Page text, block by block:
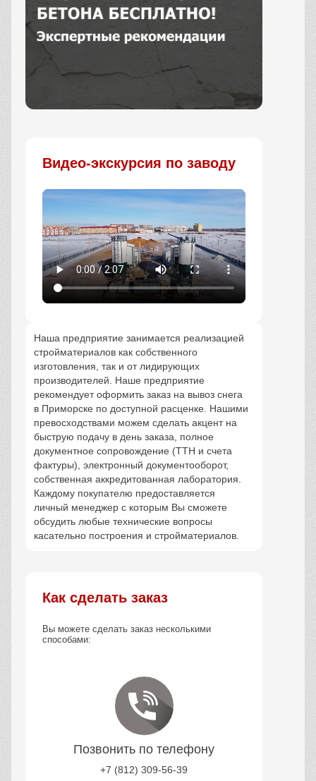
Видео-экскурсия по заводу
Наша предприятие занимается реализацией
стройматериалов как собственного
изготовления, так и от лидирующих
производителей. Наше предприятие
рекомендует оформить заказ на вывоз снега
в Приморске по доступной расценке. Нашими
превосходствами можем сделать акцент на
быструю подачу в день заказа, полное
документное сопровождение (ТТН и счета
фактуры), электронный документооборот,
собственная аккредитованная лаборатория.
Каждому покупателю предоставляется
личный менеджер с которым Вы сможете
обсудить любые технические вопросы
касательно построения и стройматериалов.
Как сделать заказ
Вы можете сделать заказ несколькими
способами:
Позвонить по телефону
+7 (812) 309-56-39